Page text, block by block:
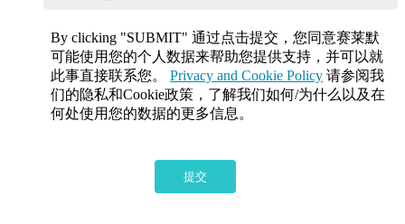
By clicking "SUBMIT" 通过点击提交，您同意赛莱默
可能使用您的个人数据来帮助您提供支持，并可以就
此事直接联系您。 Privacy and Cookie Policy 请参阅我
们的隐私和Cookie政策，了解我们如何/为什么以及在
何处使用您的数据的更多信息。
提交